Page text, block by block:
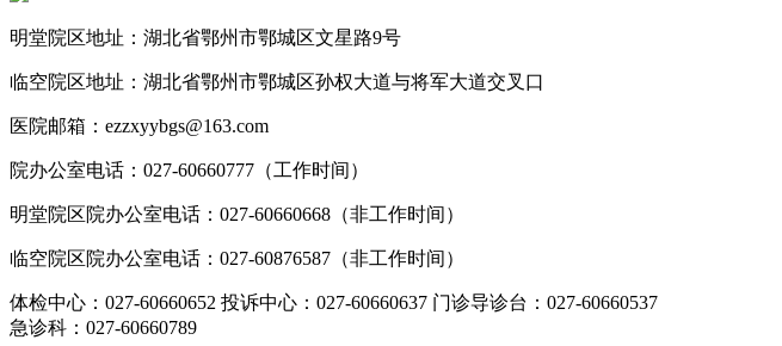
明堂院区地址：湖北省鄂州市鄂城区文星路9号
临空院区地址：湖北省鄂州市鄂城区孙权大道与将军大道交叉口
医院邮箱：ezzxyybgs@163.com
院办公室电话：027-60660777（工作时间）
明堂院区院办公室电话：027-60660668（非工作时间）
临空院区院办公室电话：027-60876587（非工作时间）
体检中心：027-60660652 投诉中心：027-60660637 门诊导诊台：027-60660537
急诊科：027-60660789